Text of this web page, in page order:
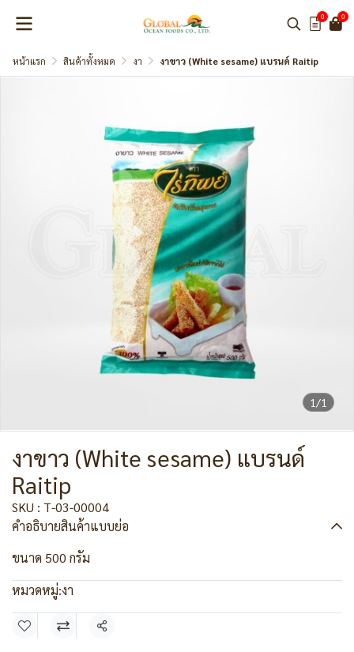
0 0
หน้าแรก สินค้าทั้งหมด งา งาขาว (White sesame) แบรนด์ Raitip
1/1
งาขาว (White sesame) แบรนด์
Raitip
SKU : T-03-00004
คำอธิบายสินค้าแบบย่อ
ขนาด 500 กรัม
หมวดหมู่:งา
แชร์